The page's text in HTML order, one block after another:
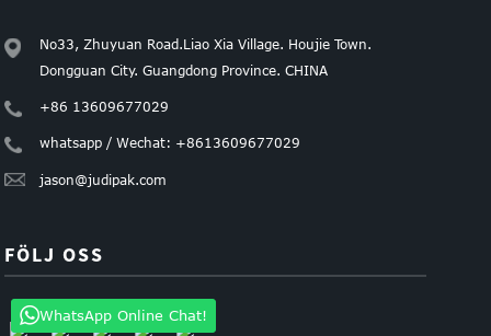
No33, Zhuyuan Road.Liao Xia Village. Houjie Town.
Dongguan City. Guangdong Province. CHINA
+86 13609677029
whatsapp / Wechat: +8613609677029
jason@judipak.com
FÖLJ OSS
WhatsApp Online Chat!